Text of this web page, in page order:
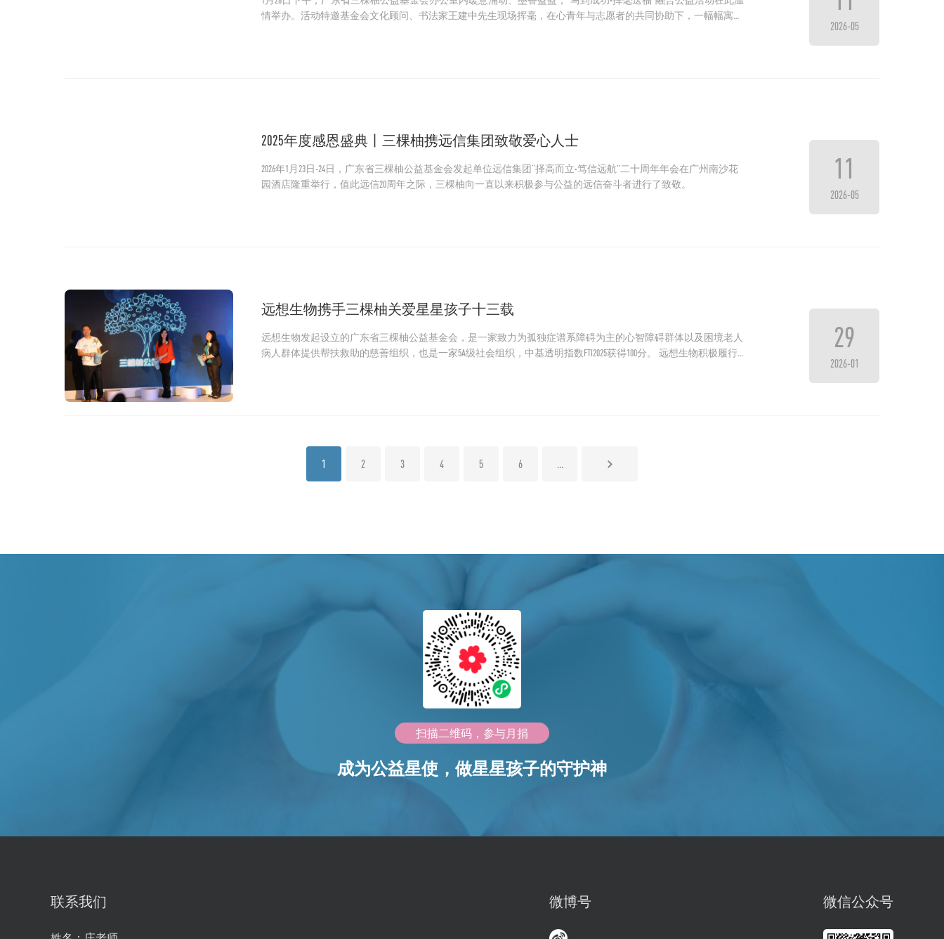
情举办。活动特邀基金会文化顾问、书法家王建中先生现场挥毫，在心青年与志愿者的共同协助下，一幅幅寓意
2026-05
2025年度感恩盛典丨三棵柚携远信集团致敬爱心人士
2026年1月23日-24日，广东省三棵柚公益基金会发起单位远信集团“择高而立·笃信远航”二十周年年会在广州南沙花
园酒店隆重举行，值此远信20周年之际，三棵柚向一直以来积极参与公益的远信奋斗者进行了致敬。
11
2026-05
远想生物携手三棵柚关爱星星孩子十三载
远想生物发起设立的广东省三棵柚公益基金会，是一家致力为孤独症谱系障碍为主的心智障碍群体以及困境老人
病人群体提供帮扶救助的慈善组织，也是一家5A级社会组织，中基透明指数FTI2025获得100分。 远想生物积极履行
29
2026-01
1 2 3 4 5 6 ...
扫描二维码，参与月捐
成为公益星使，做星星孩子的守护神
联系我们 微博号 微信公众号